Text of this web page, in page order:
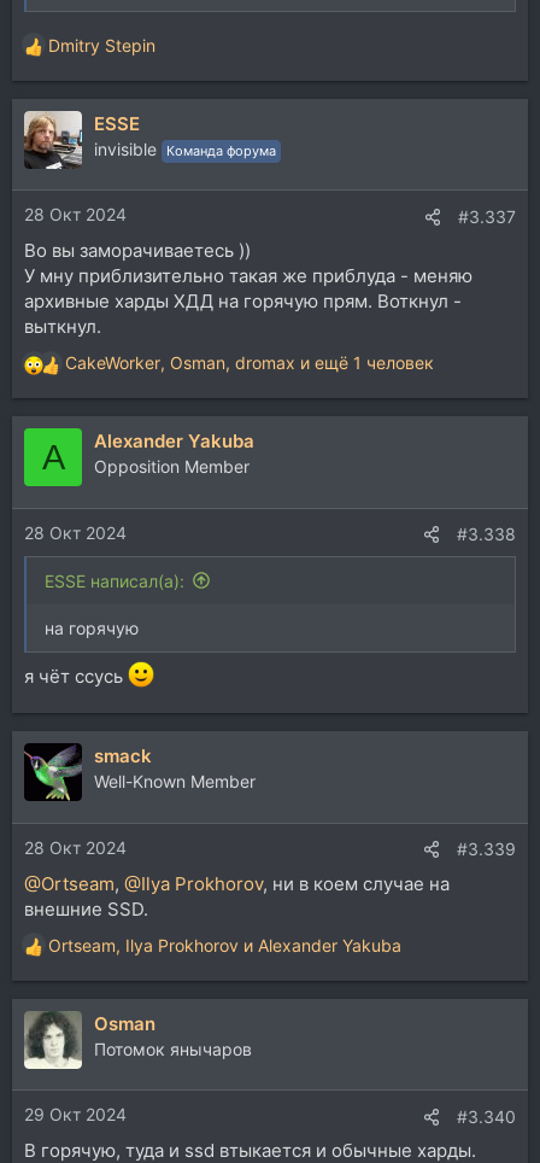
Р
е
а
к
ц
и
и
:
Dmitry Stepin
ESSE
invisible Команда форума
28 Окт 2024 #3.337
Во вы заморачиваетесь ))
У мну приблизительно такая же приблуда - меняю
архивные харды ХДД на горячую прям. Воткнул -
выткнул.
Р
е
а
и
и
:
CakeWorker, Osman, dromax и ещё 1 человек
A Alexander Yakuba
Opposition Member
28 Окт 2024 #3.338
ESSE написал(а):
на горячую
я чёт ссусь
smack
Well-Known Member
28 Окт 2024 #3.339
@Ortseam, @Ilya Prokhorov, ни в коем случае на
внешние SSD.
Р
е
а
к
ц
и
и
:
Ortseam, Ilya Prokhorov и Alexander Yakuba
Osman
Потомок янычаров
29 Окт 2024 #3.340
В горячую, туда и ssd втыкается и обычные харды.